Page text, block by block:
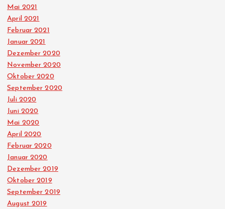
Mai 2021
April 2021
Februar 2021
Januar 2021
Dezember 2020
November 2020
Oktober 2020
September 2020
Juli 2020
Juni 2020
Mai 2020
April 2020
Februar 2020
Januar 2020
Dezember 2019
Oktober 2019
September 2019
August 2019